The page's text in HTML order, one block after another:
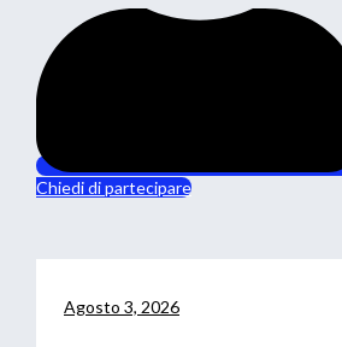
Chiedi di partecipare
Agosto 3, 2026